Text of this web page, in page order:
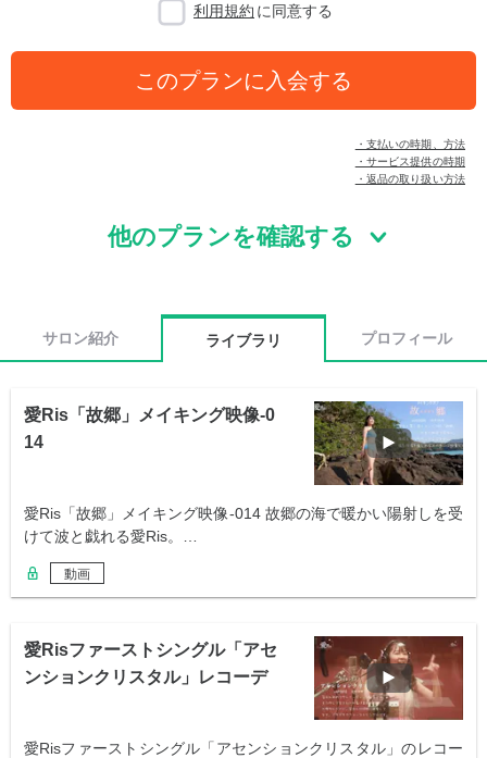
利用規約 に同意する
このプランに入会する
・支払いの時期、方法
・サービス提供の時期
・返品の取り扱い方法
他のプランを確認する
サロン紹介 ライブラリ プロフィール
愛Ris「故郷」メイキング映像-0
14
愛Ris「故郷」メイキング映像-014 故郷の海で暖かい陽射しを受
けて波と戯れる愛Ris。…
動画
愛Risファーストシングル「アセ
ンションクリスタル」レコーデ
愛Risファーストシングル「アセンションクリスタル」のレコー